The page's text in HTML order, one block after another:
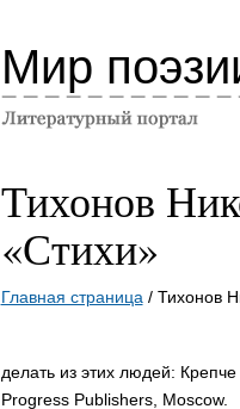
Мир
Тихонов
«Стихи»
Главная страница / Тихонов
делать из этих людей:
Progress Publishers, Moscow.